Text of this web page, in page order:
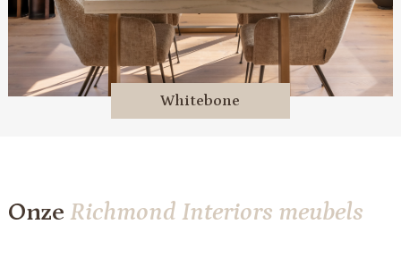
Whitebone
Onze Richmond Interiors meubels